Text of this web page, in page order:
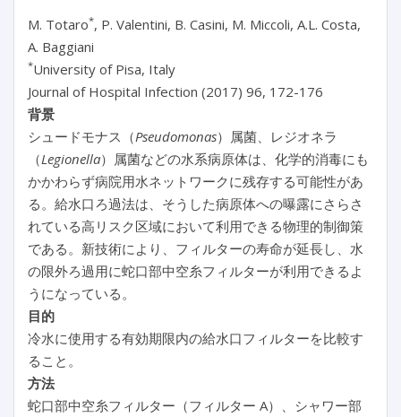
M. Totaro*, P. Valentini, B. Casini, M. Miccoli, A.L. Costa,
A. Baggiani
*University of Pisa, Italy
Journal of Hospital Infection (2017) 96, 172-176
背景
シュードモナス（Pseudomonas）属菌、レジオネラ
（Legionella）属菌などの水系病原体は、化学的消毒にも
かかわらず病院用水ネットワークに残存する可能性があ
る。給水口ろ過法は、そうした病原体への曝露にさらさ
れている高リスク区域において利用できる物理的制御策
である。新技術により、フィルターの寿命が延長し、水
の限外ろ過用に蛇口部中空糸フィルターが利用できるよ
うになっている。
目的
冷水に使用する有効期限内の給水口フィルターを比較す
ること。
方法
蛇口部中空糸フィルター（フィルター A）、シャワー部